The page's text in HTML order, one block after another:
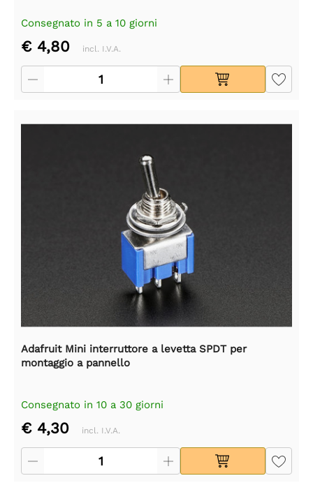
Consegnato in 5 a 10 giorni
€ 4,80 incl. I.V.A.
Adafruit Mini interruttore a levetta SPDT per
montaggio a pannello
Consegnato in 10 a 30 giorni
€ 4,30 incl. I.V.A.